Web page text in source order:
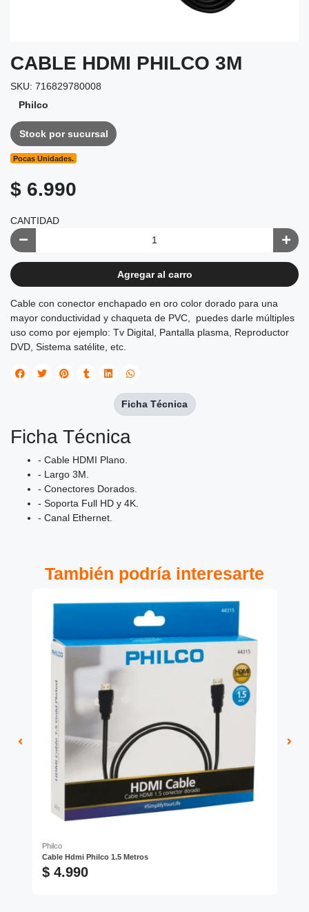
CABLE HDMI PHILCO 3M
SKU: 716829780008
Philco
Stock por sucursal
Pocas Unidades.
$ 6.990
CANTIDAD
Agregar al carro
Cable con conector enchapado en oro color dorado para una
mayor conductividad y chaqueta de PVC, puedes darle múltiples
uso como por ejemplo: Tv Digital, Pantalla plasma, Reproductor
DVD, Sistema satélite, etc.
Ficha Técnica
- Cable HDMI Plano.
- Largo 3M.
- Conectores Dorados.
- Soporta Full HD y 4K.
- Canal Ethernet.
Ficha Técnica
También podría interesarte
Philco
Cable Hdmi Philco 1.5 Metros
$ 4.990